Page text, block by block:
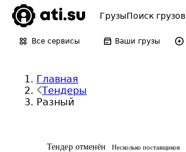
ГрузыПоиск грузов
Все сервисы Ваши грузы
Главная
Тендеры
Разный
Тендер отменён Несколько поставщиков